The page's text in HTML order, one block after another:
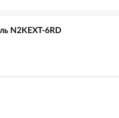
N2KEXT-6RD